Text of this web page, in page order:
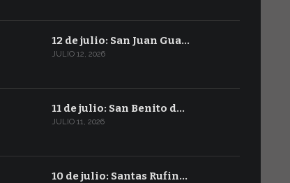
12 de julio: San Juan Gua…
JULIO 12, 2026
11 de julio: San Benito d…
JULIO 11, 2026
10 de julio: Santas Rufin…